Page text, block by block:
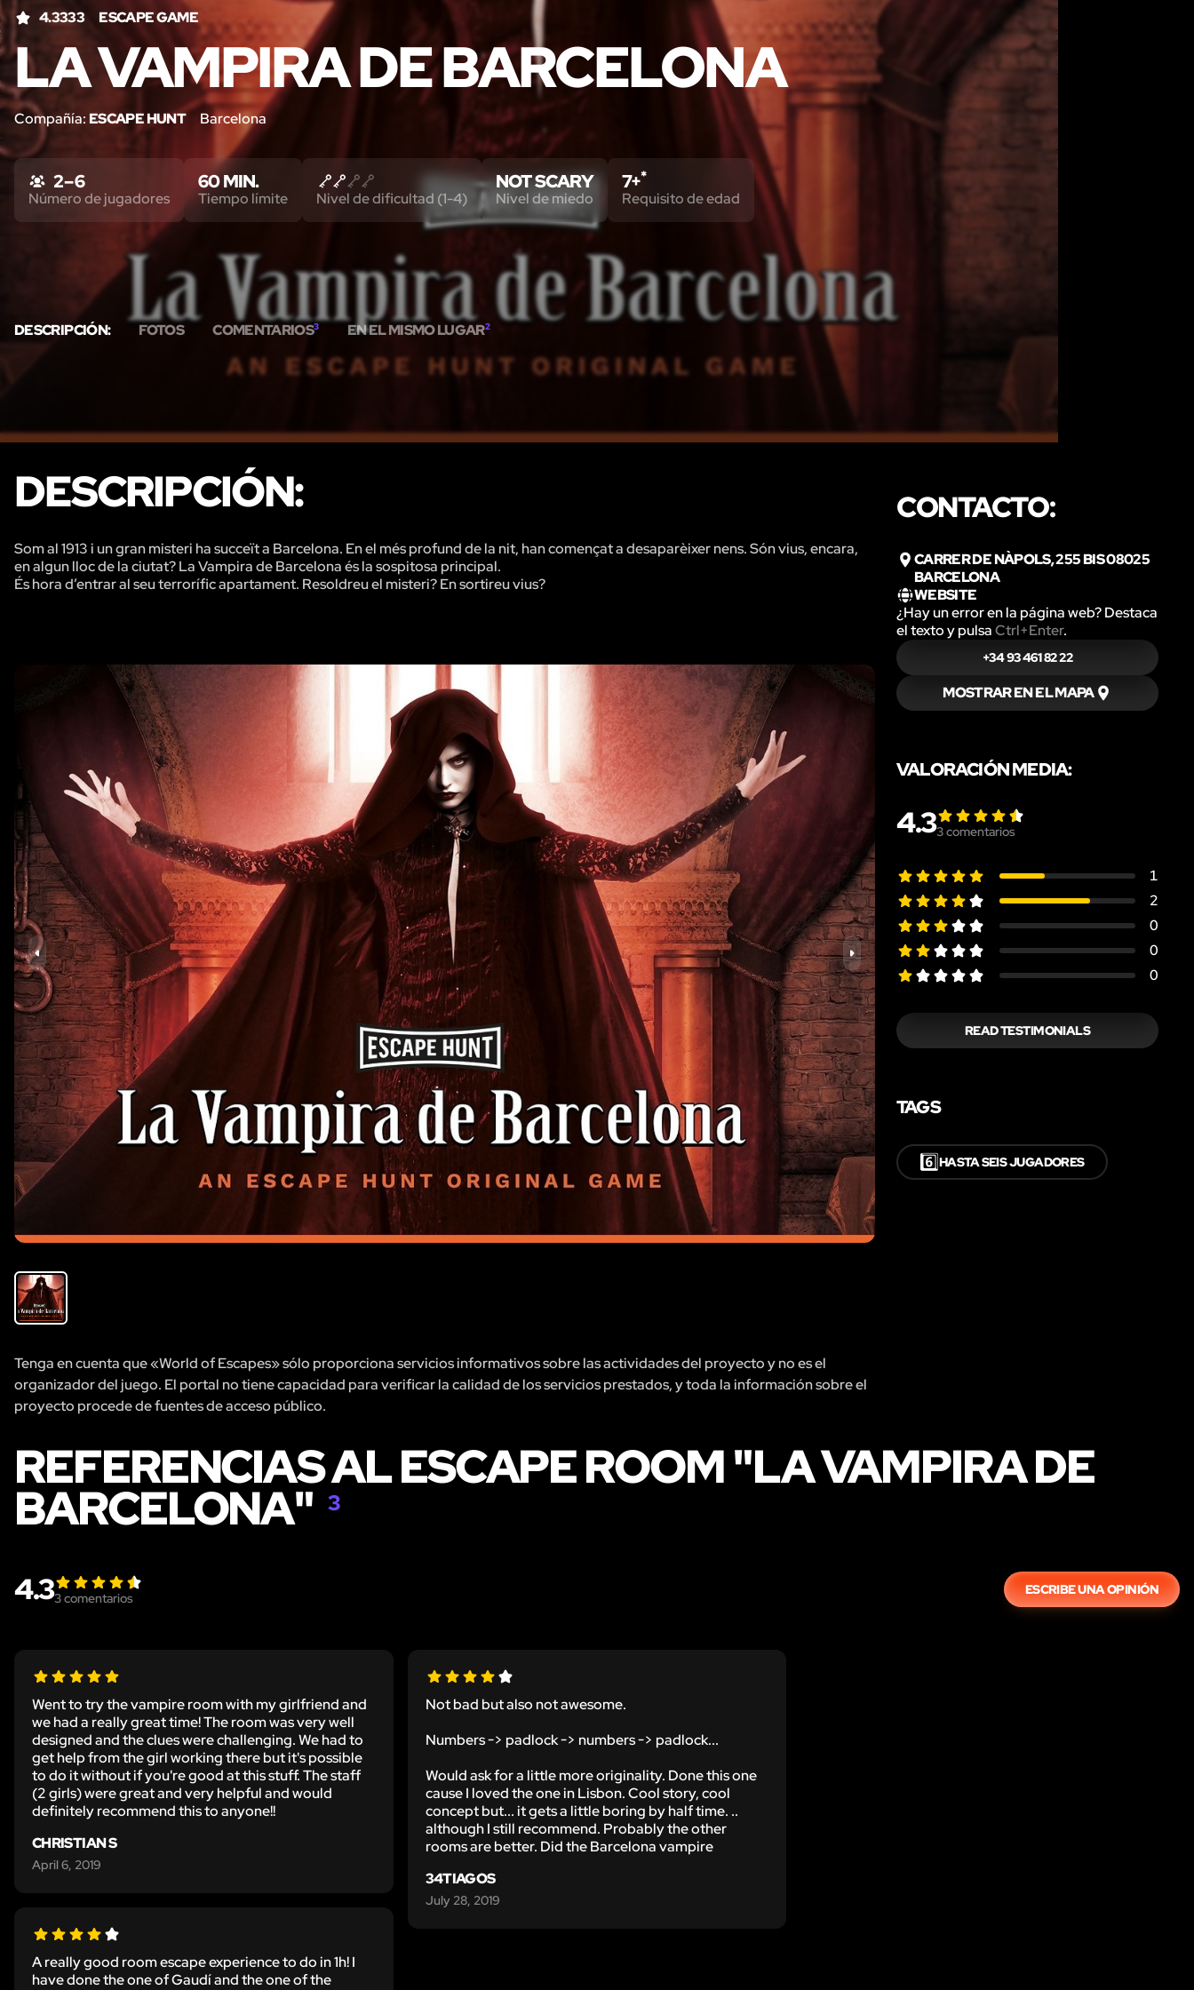
4.3333 ESCAPE GAME
LA VAMPIRA DE BARCELONA
Compañía: ESCAPE HUNT Barcelona
DESCRIPCIÓN: FOTOS COMENTARIOS3 EN EL MISMO LUGAR2
2 – 6
Número de jugadores
60 MIN.
Tiempo límite Nivel de dificultad (1-4)
NOT SCARY
Nivel de miedo
7+*
Requisito de edad
DESCRIPCIÓN:
Som al 1913 i un gran misteri ha succeït a Barcelona. En el més profund de la nit, han començat a desaparèixer nens. Són vius, encara,
en algun lloc de la ciutat? La Vampira de Barcelona és la sospitosa principal.
És hora d’entrar al seu terrorífic apartament. Resoldreu el misteri? En sortireu vius?
Tenga en cuenta que «World of Escapes» sólo proporciona servicios informativos sobre las actividades del proyecto y no es el
organizador del juego. El portal no tiene capacidad para verificar la calidad de los servicios prestados, y toda la información sobre el
proyecto procede de fuentes de acceso público.
CONTACTO:
CARRER DE NÀPOLS, 255 BIS 08025
BARCELONA
WEBSITE
¿Hay un error en la página web? Destaca
el texto y pulsaCtrl+Enter.
+34 93 461 82 22
MOSTRAR EN EL MAPA
VALORACIÓN MEDIA:
4.33comentarios
1
2
0
0
0
READ TESTIMONIALS
TAGS
6️⃣HASTA SEIS JUGADORES
REFERENCIAS AL ESCAPE ROOM "LA VAMPIRA DE
BARCELONA"3
4.33comentarios
ESCRIBE UNA OPINIÓN
Went to try the vampire room with my girlfriend and
we had a really great time! The room was very well
designed and the clues were challenging. We had to
get help from the girl working there but it's possible
to do it without if you're good at this stuff. The staff
(2 girls) were great and very helpful and would
definitely recommend this to anyone!!
CHRISTIAN S
April 6, 2019
A really good room escape experience to do in 1h! I
have done the one of Gaudí and the one of the
Not bad but also not awesome.
Numbers -> padlock -> numbers -> padlock...
Would ask for a little more originality. Done this one
cause I loved the one in Lisbon. Cool story, cool
concept but... it gets a little boring by half time. ..
although I still recommend. Probably the other
rooms are better. Did the Barcelona vampire
34TIAGOS
July 28, 2019